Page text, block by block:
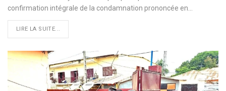
confirmation intégrale de la condamnation prononcée en…
LIRE LA SUITE...